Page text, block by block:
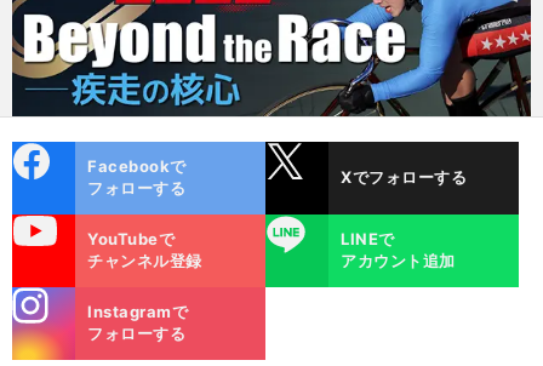
ok
Facebookで
フォローする
Xでフォローする
YouTubeで
チャンネル登録
LINE
LINEで
アカウント追加
m
Instagramで
フォローする